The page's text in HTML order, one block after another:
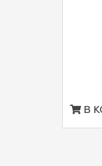
В